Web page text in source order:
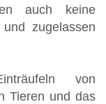
auch keine
zugelassen
von
Tieren und das